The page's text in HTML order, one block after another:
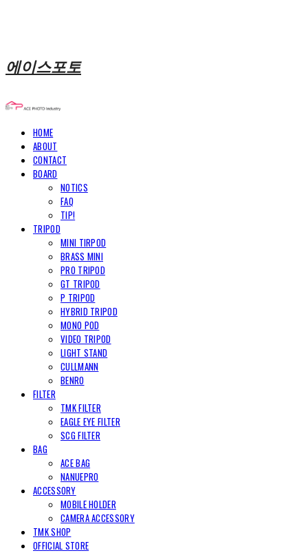
에이스포토
HOME
ABOUT
CONTACT
BOARD
NOTICS
FAQ
TIP!
TRIPOD
MINI TIRPOD
BRASS MINI
PRO TRIPOD
GT TRIPOD
P TRIPOD
HYBRID TRIPOD
MONO POD
VIDEO TRIPOD
LIGHT STAND
CULLMANN
BENRO
FILTER
TMK FILTER
EAGLE EYE FILTER
SCG FILTER
BAG
ACE BAG
NANUEPRO
ACCESSORY
MOBILE HOLDER
CAMERA ACCESSORY
TMK SHOP
OFFICIAL STORE